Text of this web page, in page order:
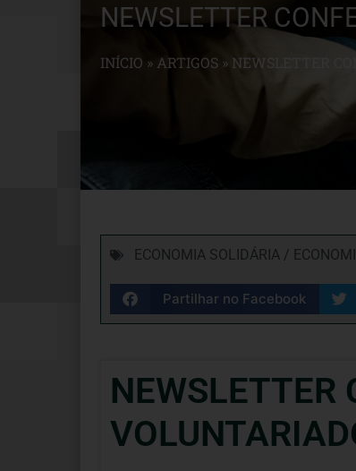
NEWSLETTER
INÍCIO » ARTIGOS » NEWSLETTER
ECONOMIA SOLIDÁRIA /
Partilhar no Facebook
NEWSLETTER